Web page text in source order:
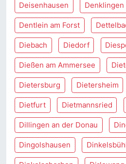
Deisenhausen Denklingen
Dentlein am Forst
Diebach Diedorf
Dießen am Ammersee
Dietersburg Dietersheim
Dietfurt Dietmannsried
Dillingen an der Donau
Dingolshausen